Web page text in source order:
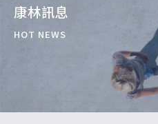
康林訊息
HOT NEWS